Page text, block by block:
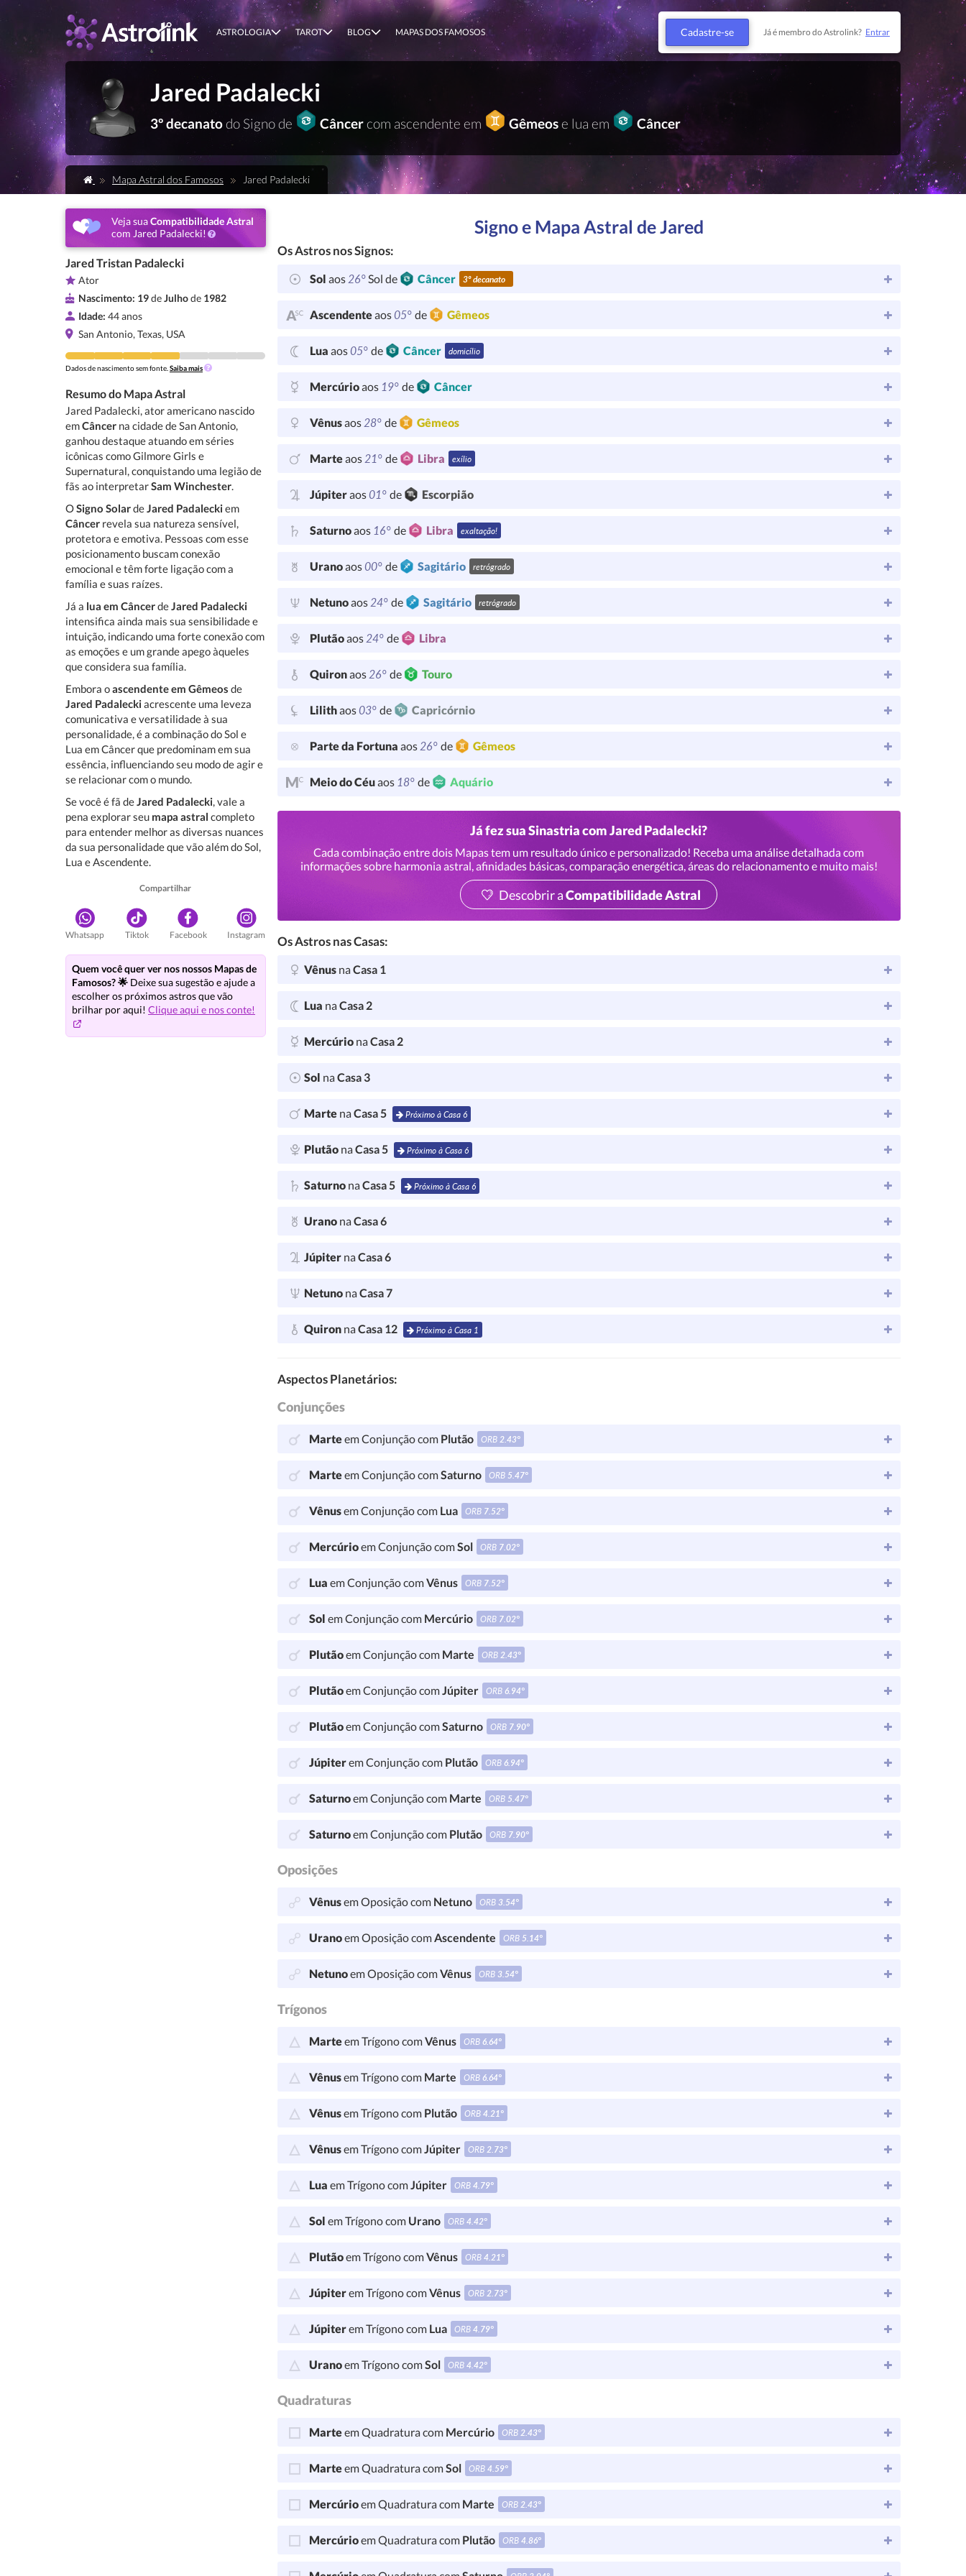
ASTROLOGIA TAROT BLOG MAPAS DOS FAMOSOS Cadastre-se Já é membro do Astrolink? Entrar
Jared Padalecki
3º decanatodo Signo de Câncercom ascendente em Gêmeose lua em Câncer
Mapa Astral dos Famosos Jared Padalecki
Veja suaCompatibilidade Astral
com Jared Padalecki!
Jared Tristan Padalecki
Ator
Nascimento: 19deJulhode 1982
Idade: 44 anos
San Antonio, Texas, USA
Dados de nascimento sem fonte. Saiba mais
Resumo do Mapa Astral
Jared Padalecki, ator americano nascido
emCâncer na cidade de San Antonio,
ganhou destaque atuando em séries
icônicas como Gilmore Girls e
Supernatural, conquistando uma legião de
fãs ao interpretarSam Winchester.
OSigno SolardeJared Padalecki em
Câncer revela sua natureza sensível,
protetora e emotiva. Pessoas com esse
posicionamento buscam conexão
emocional e têm forte ligação com a
família e suas raízes.
Já a lua em CâncerdeJared Padalecki
intensifica ainda mais sua sensibilidade e
intuição, indicando uma forte conexão com
as emoções e um grande apego àqueles
que considera sua família.
Embora oascendente em Gêmeos de
Jared Padalecki acrescente uma leveza
comunicativa e versatilidade à sua
personalidade, é a combinação do Sol e
Lua em Câncer que predominam em sua
essência, influenciando seu modo de agir e
se relacionar com o mundo.
Se você é fã deJared Padalecki, vale a
pena explorar seu mapa astral completo
para entender melhor as diversas nuances
da sua personalidade que vão além do Sol,
Lua e Ascendente.
Compartilhar
Whatsapp Tiktok Facebook Instagram
Quem você quer ver nos nossos Mapas de
Famosos? 🌟 Deixe sua sugestão e ajude a
escolher os próximos astros que vão
brilhar por aqui! Clique aqui e nos conte!
Signo e Mapa Astral de Jared
Os Astros nos Signos:
Sol aos26°Sol de Câncer 3º decanato
Ascendenteaos05° de Gêmeos
Lua aos05° de Câncer domicílio
Mercúrioaos 19° de Câncer
Vênusaos28° de Gêmeos
Marteaos21° de Libra exílio
Júpiteraos01° de Escorpião
Saturnoaos 16° de Libra exaltação!
Uranoaos00° de Sagitário retrógrado
Netunoaos24° de Sagitário retrógrado
Plutãoaos24° de Libra
Quironaos26° de Touro
Lilithaos03° de Capricórnio
Parte da Fortuna aos26° de Gêmeos
Meio do Céuaos 18° de Aquário
Já fez sua Sinastria com Jared Padalecki?
Cada combinação entre dois Mapas tem um resultado único e personalizado! Receba uma análise detalhada com
informações sobre harmonia astral, afinidades básicas, comparação energética, áreas do relacionamento e muito mais!
Descobrir aCompatibilidade Astral
Os Astros nas Casas:
Vênus naCasa 1
Lua naCasa 2
Mercúrio naCasa 2
Sol naCasa 3
Marte naCasa 5 Próximo à Casa 6
Plutão naCasa 5 Próximo à Casa 6
Saturno naCasa 5 Próximo à Casa 6
Urano naCasa 6
Júpiter naCasa 6
Netuno naCasa 7
Quiron naCasa 12 Próximo à Casa 1
Aspectos Planetários:
Conjunções
Marteem Conjunção com Plutão ORB2.43°
Marteem Conjunção comSaturno ORB 5.47°
Vênusem Conjunção com Lua ORB 7.52°
Mercúrioem Conjunção comSol ORB 7.02°
Lua em Conjunção comVênus ORB 7.52°
Sol em Conjunção com Mercúrio ORB 7.02°
Plutãoem Conjunção com Marte ORB2.43°
Plutãoem Conjunção comJúpiter ORB6.94°
Plutãoem Conjunção comSaturno ORB 7.90°
Júpiterem Conjunção com Plutão ORB6.94°
Saturnoem Conjunção com Marte ORB 5.47°
Saturnoem Conjunção com Plutão ORB 7.90°
Oposições
Vênusem Oposição com Netuno ORB3.54°
Uranoem Oposição comAscendente ORB 5.14°
Netunoem Oposição comVênus ORB3.54°
Trígonos
Marteem Trígono comVênus ORB6.64°
Vênusem Trígono com Marte ORB6.64°
Vênusem Trígono com Plutão ORB4.21°
Vênusem Trígono comJúpiter ORB2.73°
Lua em Trígono comJúpiter ORB4.79°
Sol em Trígono com Urano ORB4.42°
Plutãoem Trígono comVênus ORB4.21°
Júpiterem Trígono comVênus ORB2.73°
Júpiterem Trígono com Lua ORB4.79°
Uranoem Trígono comSol ORB4.42°
Quadraturas
Marteem Quadratura com Mercúrio ORB2.43°
Marteem Quadratura comSol ORB4.59°
Mercúrioem Quadratura com Marte ORB2.43°
Mercúrioem Quadratura com Plutão ORB4.86°